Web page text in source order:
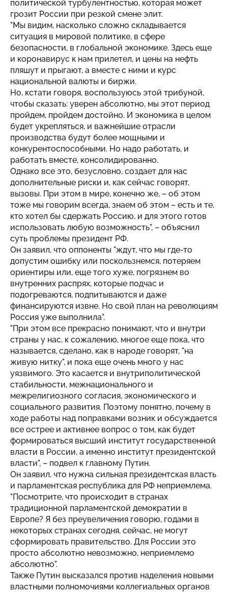
политической турбулентностью, которая может
грозит России при резкой смене элит.
"Мы видим, насколько сложно складывается
ситуация в мировой политике, в сфере
безопасности, в глобальной экономике. Здесь еще
и коронавирус к нам прилетел, и цены на нефть
пляшут и прыгают, а вместе с ними и курс
национальной валюты и биржи.
Но, кстати говоря, воспользуюсь этой трибуной,
чтобы сказать: уверен абсолютно, мы этот период
пройдем, пройдем достойно. И экономика в целом
будет укрепляться, и важнейшие отрасли
производства будут более мощными и
конкурентоспособными. Но надо работать, и
работать вместе, консолидированно.
Однако все это, безусловно, создает для нас
дополнительные риски и, как сейчас говорят,
вызовы. При этом в мире, конечно же, – об этом
тоже мы говорим всегда, знаем об этом – есть и те,
кто хотел бы сдержать Россию, и для этого готов
использовать любую возможность", – объяснил
суть проблемы президент РФ.
Он заявил, что оппоненты "ждут, что мы где-то
допустим ошибку или поскользнемся, потеряем
ориентиры или, еще того хуже, погрязнем во
внутренних распрях, которые подчас и
подогреваются, подпитываются и даже
финансируются извне. Но свой план на революциям
Россия уже выполнила".
"При этом все прекрасно понимают, что и внутри
страны у нас, к сожалению, многое еще пока, что
называется, сделано, как в народе говорят, "на
живую нитку", и пока еще очень много у нас
уязвимого. Это касается и внутриполитической
стабильности, межнационального и
межрелигиозного согласия, экономического и
социального развития. Поэтому понятно, почему в
ходе работы над поправками возник и обсуждается
все острее и активнее вопрос о том, как будет
формироваться высший институт государственной
власти в России, а именно институт президентской
власти", – подвел к главному Путин.
Он заявил, что нужна сильная президентская власть
и парламентская республика для РФ неприемлема.
"Посмотрите, что происходит в странах
традиционной парламентской демократии в
Европе? Я без преувеличения говорю, годами в
некоторых странах сегодня, сейчас, не могут
сформировать правительство. Для России это
просто абсолютно невозможно, неприемлемо
абсолютно".
Также Путин высказался против наделения новыми
властными полномочиями коллегиальных органов